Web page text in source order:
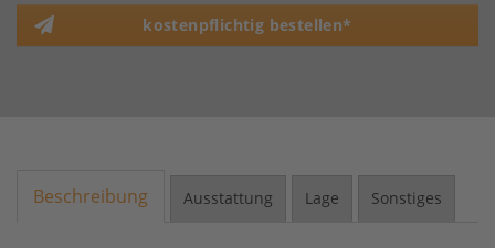
kostenpflichtig bestellen*
Beschreibung Ausstattung Lage Sonstiges